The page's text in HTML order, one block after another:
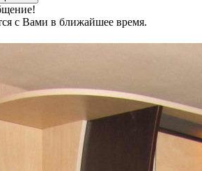
с Вами в ближайшее время.